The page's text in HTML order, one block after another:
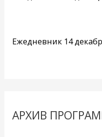
Ежедневник 14
АРХИВ